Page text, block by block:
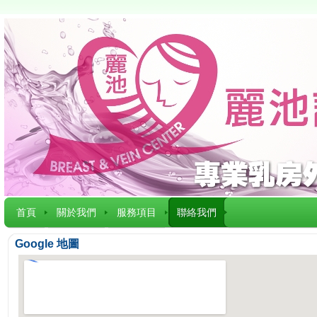
首頁 關於我們 服務項目 聯絡我們
Google 地圖